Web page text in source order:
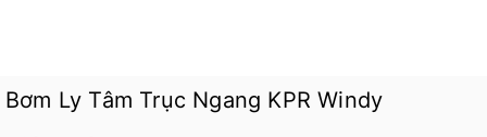
Bơm Ly Tâm Trục Ngang KPR Windy